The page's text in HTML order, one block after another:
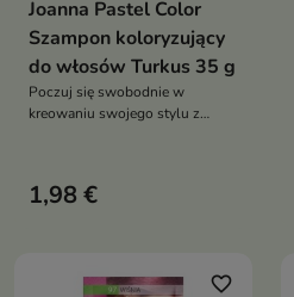
Joanna Pastel Color
Szampon koloryzujący
do włosów Turkus 35 g
Poczuj się swobodnie w
kreowaniu swojego stylu z
1,98 €
favorite_border